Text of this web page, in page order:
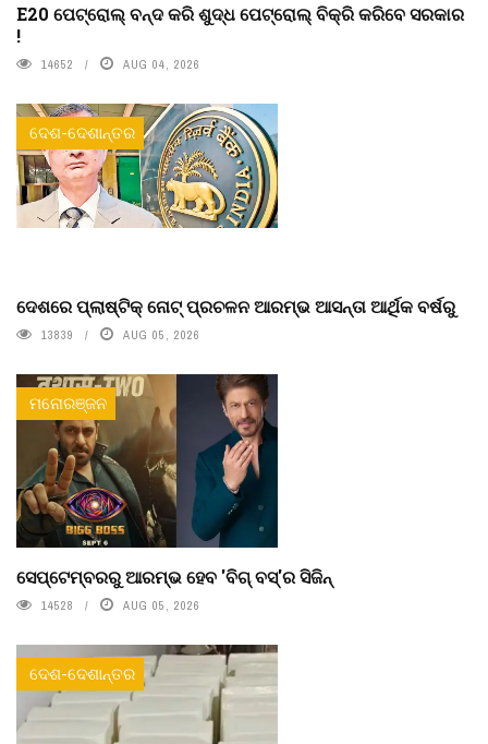
E20 ପେଟ୍ରୋଲ୍ ବନ୍ଦ କରି ଶୁଦ୍ଧ ପେଟ୍ରୋଲ୍ ବିକ୍ରି କରିବେ ସରକାର
!
14652 AUG 04, 2026
ଦେଶ-ଦେଶାନ୍ତର
ଦେଶରେ ପ୍ଲାଷ୍ଟିକ୍ ନୋଟ୍‌ ପ୍ରଚଳନ ଆରମ୍ଭ ଆସନ୍ତା ଆର୍ଥିକ ବର୍ଷରୁ
13839 AUG 05, 2026
ମନୋରଞ୍ଜନ
ସେପ୍ଟେମ୍ବରରୁ ଆରମ୍ଭ ହେବ 'ବିଗ୍ ବସ୍'ର ସିଜିନ୍
14528 AUG 05, 2026
ଦେଶ-ଦେଶାନ୍ତର